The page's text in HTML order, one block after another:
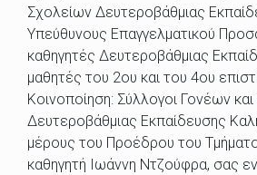
Σχολείων Δευτεροβάθμιας
Υπεύθυνους Επαγγελματικού
καθηγητές Δευτεροβάθμιας
μαθητές του 2ου και του 4ου
Κοινοποίηση: Σύλλογοι Γονέων
Δευτεροβάθμιας Εκπαίδευσης
μέρους του Προέδρου του
καθηγητή Ιωάννη Ντζούφρα, σας